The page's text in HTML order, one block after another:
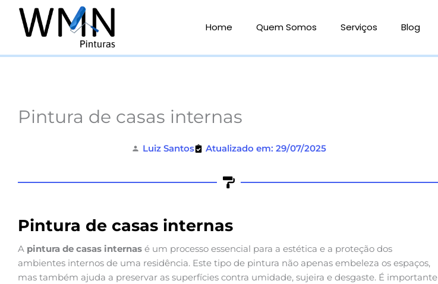
Home Quem Somos Serviços Blog
Pintura de casas internas
Luiz Santos Atualizado em: 29/07/2025
Pintura de casas internas
A pintura de casas internas é um processo essencial para a estética e a proteção dos
ambientes internos de uma residência. Este tipo de pintura não apenas embeleza os espaços,
mas também ajuda a preservar as superfícies contra umidade, sujeira e desgaste. É importante